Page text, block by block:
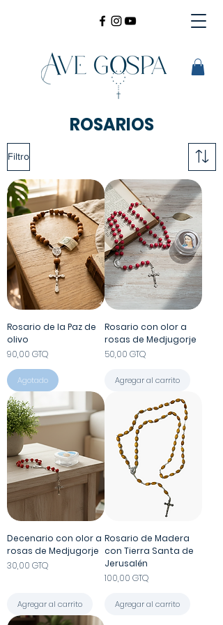
ROSARIOS
Filtro
Rosario de la Paz de
olivo
Precio
90,00 GTQ
Agotado
Rosario con olor a
rosas de Medjugorje
Precio
50,00 GTQ
Agregar al carrito
Decenario con olor a
rosas de Medjugorje
Precio
30,00 GTQ
Agregar al carrito
Rosario de Madera
con Tierra Santa de
Jerusalén
Precio
100,00 GTQ
Agregar al carrito